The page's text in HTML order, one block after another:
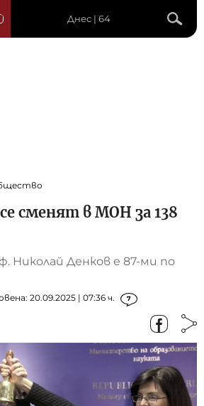
Днес | 64
сменят в МОН за 138
Николай Денков е 87-ми по
20.09.2025 | 07:36 ч. 7